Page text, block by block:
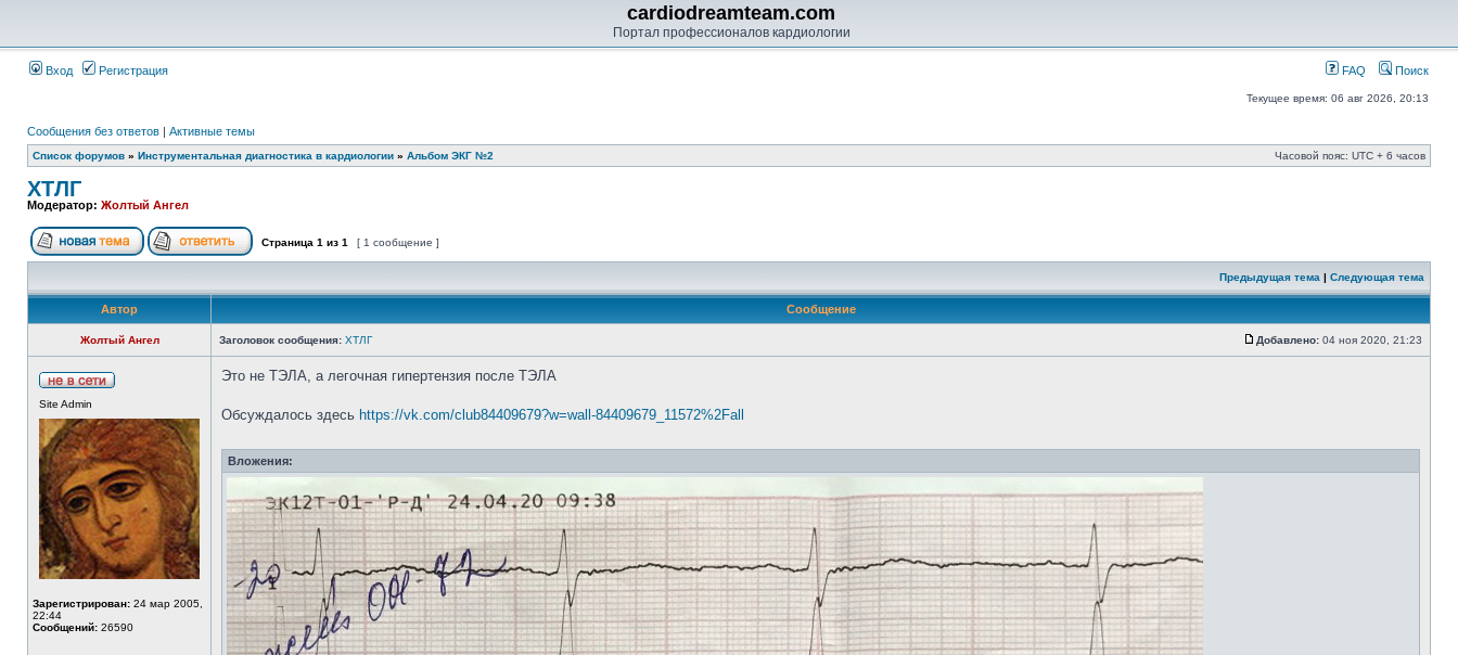
cardiodreamteam.com
Портал профессионалов кардиологии
Вход Регистрация FAQ Поиск
Текущее время: 06 авг 2026, 20:13
Сообщения без ответов | Активные темы
Список форумов » Инструментальная диагностика в кардиологии » Альбом ЭКГ №2 Часовой пояс: UTC + 6 часов
ХТЛГ
Модератор: Жолтый Ангел
Страница 1 из 1 [ 1 сообщение ]
Предыдущая тема | Следующая тема
Автор Сообщение
Жолтый Ангел Заголовок сообщения: ХТЛГ Добавлено: 04 ноя 2020, 21:23
Site Admin
Зарегистрирован: 24 мар 2005,
22:44
Сообщений: 26590
Это не ТЭЛА, а легочная гипертензия после ТЭЛА
Обсуждалось здесь https://vk.com/club84409679?w=wall-84409679_11572%2Fall
Вложения: